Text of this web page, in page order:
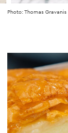
Photo: Thomas Gravanis